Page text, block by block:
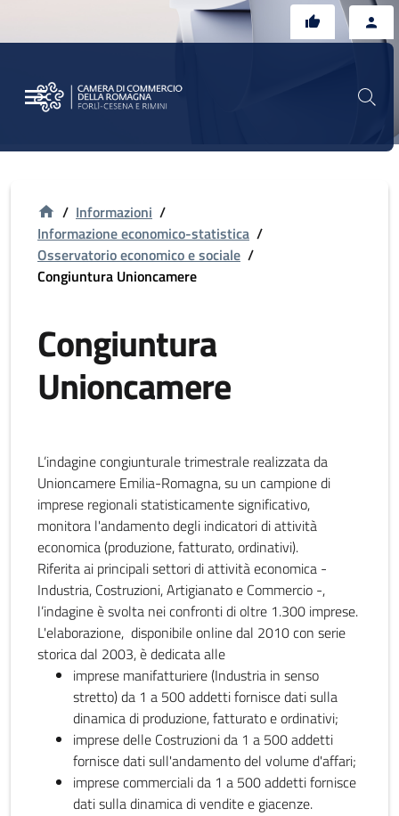
/ Informazioni /
Informazione economico-statistica /
Osservatorio economico e sociale /
Congiuntura Unioncamere
Congiuntura
Unioncamere
L’indagine congiunturale trimestrale realizzata da
Unioncamere Emilia-Romagna, su un campione di
imprese regionali statisticamente significativo,
monitora l'andamento degli indicatori di attività
economica (produzione, fatturato, ordinativi).
Riferita ai principali settori di attività economica -
Industria, Costruzioni, Artigianato e Commercio -,
l’indagine è svolta nei confronti di oltre 1.300 imprese.
L'elaborazione, disponibile online dal 2010 con serie
storica dal 2003, è dedicata alle
imprese manifatturiere (Industria in senso
stretto) da 1 a 500 addetti fornisce dati sulla
dinamica di produzione, fatturato e ordinativi;
imprese delle Costruzioni da 1 a 500 addetti
fornisce dati sull'andamento del volume d'affari;
imprese commerciali da 1 a 500 addetti fornisce
dati sulla dinamica di vendite e giacenze.